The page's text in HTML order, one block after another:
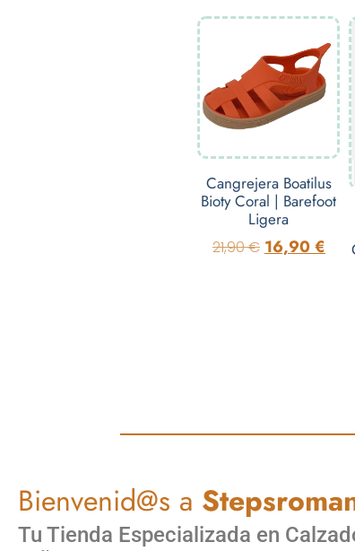
Cangrejera Boatilus
Bioty Coral | Barefoot
Ligera
21,90€ 16,90€
Bienvenid@s a
Tu Tienda Especializada en